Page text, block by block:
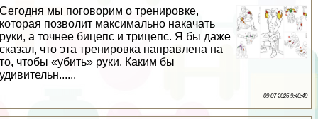
Сегодня мы поговорим о тренировке,
которая позволит максимально накачать
руки, а точнее бицепс и трицепс. Я бы даже
сказал, что эта тренировка направлена на
то, чтобы «убить» руки. Каким бы
удивительн......
09 07 2026 9:40:49